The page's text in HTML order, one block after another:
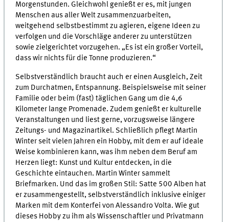
Morgenstunden. Gleichwohl genießt er es, mit jungen
Menschen aus aller Welt zusammenzuarbeiten,
weitgehend selbstbestimmt zu agieren, eigene Ideen zu
verfolgen und die Vorschläge anderer zu unterstützen
sowie zielgerichtet vorzugehen. „Es ist ein großer Vorteil,
dass wir nichts für die Tonne produzieren.“
Selbstverständlich braucht auch er einen Ausgleich, Zeit
zum Durchatmen, Entspannung. Beispielsweise mit seiner
Familie oder beim (fast) täglichen Gang um die 4,6
Kilometer lange Promenade. Zudem genießt er kulturelle
Veranstaltungen und liest gerne, vorzugsweise längere
Zeitungs- und Magazinartikel. Schließlich pflegt Martin
Winter seit vielen Jahren ein Hobby, mit dem er auf ideale
Weise kombinieren kann, was ihm neben dem Beruf am
Herzen liegt: Kunst und Kultur entdecken, in die
Geschichte eintauchen. Martin Winter sammelt
Briefmarken. Und das im großen Stil: Satte 500 Alben hat
er zusammengestellt, selbstverständlich inklusive einiger
Marken mit dem Konterfei von Alessandro Volta. Wie gut
dieses Hobby zu ihm als Wissenschaftler und Privatmann